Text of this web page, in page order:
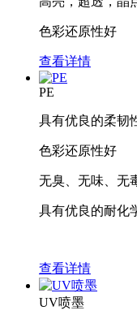
色彩还原性好
查看详情
PE
具有优良的柔韧
色彩还原性好
无臭、无味、无
具有优良的耐化
查看详情
UV喷墨